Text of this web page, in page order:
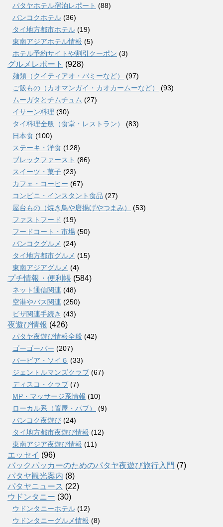
パタヤホテル宿泊レポート (88)
バンコクホテル (36)
タイ地方都市ホテル (19)
東南アジアホテル情報 (5)
ホテル予約サイトや割引クーポン (3)
グルメレポート (928)
麺類（クイティアオ・バミーなど）
(97)
ご飯もの（カオマンガイ・カオカームーなど）
(93)
ムーガタとチムチュム (27)
イサーン料理 (30)
タイ料理全般（食堂・レストラン）
(83)
日本食 (100)
ステーキ・洋食 (128)
ブレックファースト (86)
スイーツ・菓子 (23)
カフェ・コーヒー (67)
コンビニ・インスタント食品 (27)
屋台もの（焼き鳥や唐揚げやつまみ）
(53)
ファストフード (19)
フードコート・市場 (50)
バンコクグルメ (24)
タイ地方都市グルメ (15)
東南アジアグルメ (4)
プチ情報・便利帳 (584)
ネット通信関連 (48)
空港やバス関連 (250)
ビザ関連手続き (43)
夜遊び情報 (426)
パタヤ夜遊び情報全般 (42)
ゴーゴーバー (207)
バービア・ソイ６ (33)
ジェントルマンズクラブ (67)
ディスコ・クラブ (7)
MP・マッサージ系情報 (10)
ローカル系（置屋・パブ）
(9)
バンコク夜遊び (24)
タイ地方都市夜遊び情報 (12)
東南アジア夜遊び情報 (11)
エッセイ (96)
バックパッカーのためのパタヤ夜遊び旅行入門 (7)
パタヤ観光案内 (8)
パタヤニュース (22)
ウドンタニー (30)
ウドンタニーホテル (12)
ウドンタニーグルメ情報 (8)